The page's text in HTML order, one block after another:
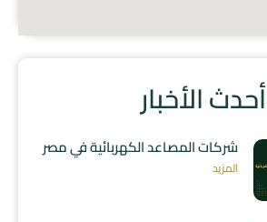
أحدث الأخبار
شركات المصاعد الكهربائية في مصر
المزيد